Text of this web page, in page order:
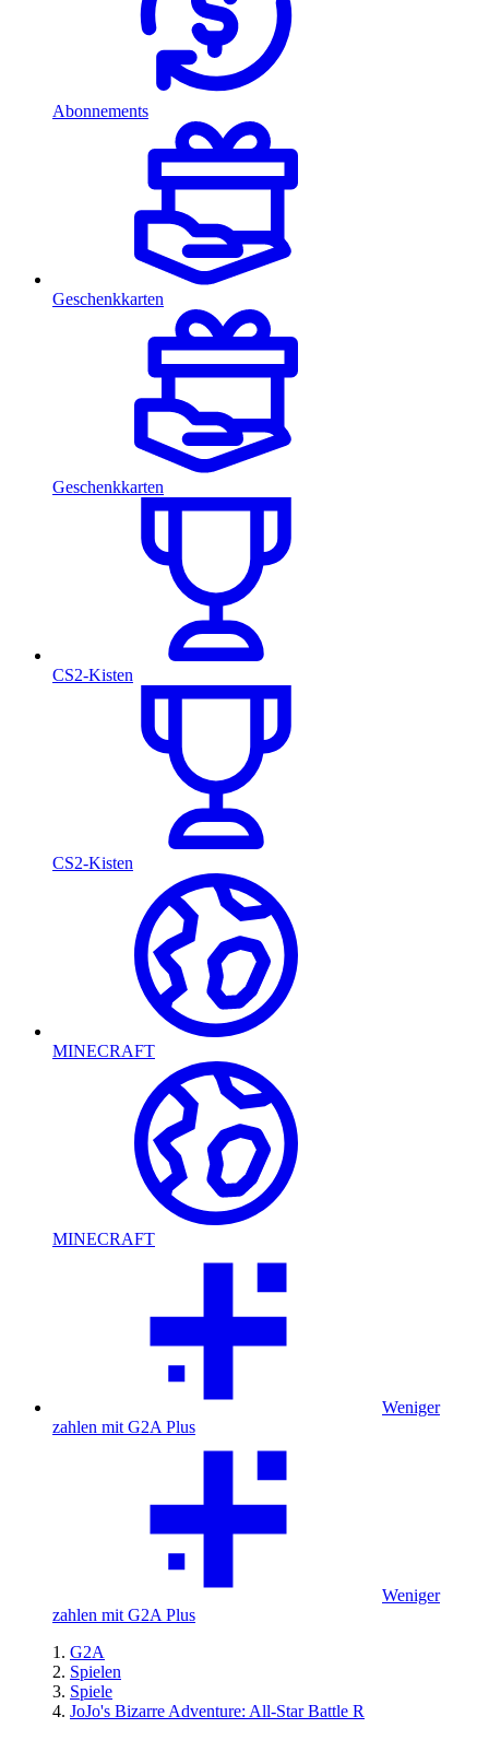
Abonnements
Geschenkkarten
Geschenkkarten
CS2-Kisten
CS2-Kisten
MINECRAFT
MINECRAFT
Weniger
zahlen mit G2A Plus
Weniger
zahlen mit G2A Plus
G2A
Spielen
Spiele
JoJo's Bizarre Adventure: All-Star Battle R